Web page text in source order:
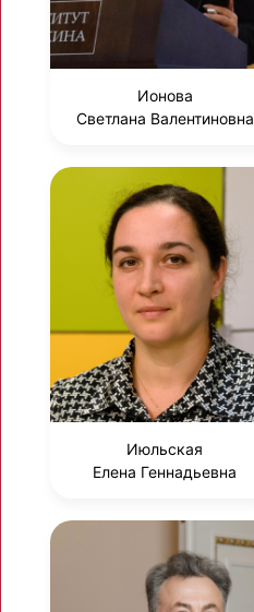
Ионова
Светлана Валентиновна
Июльская
Елена Геннадьевна